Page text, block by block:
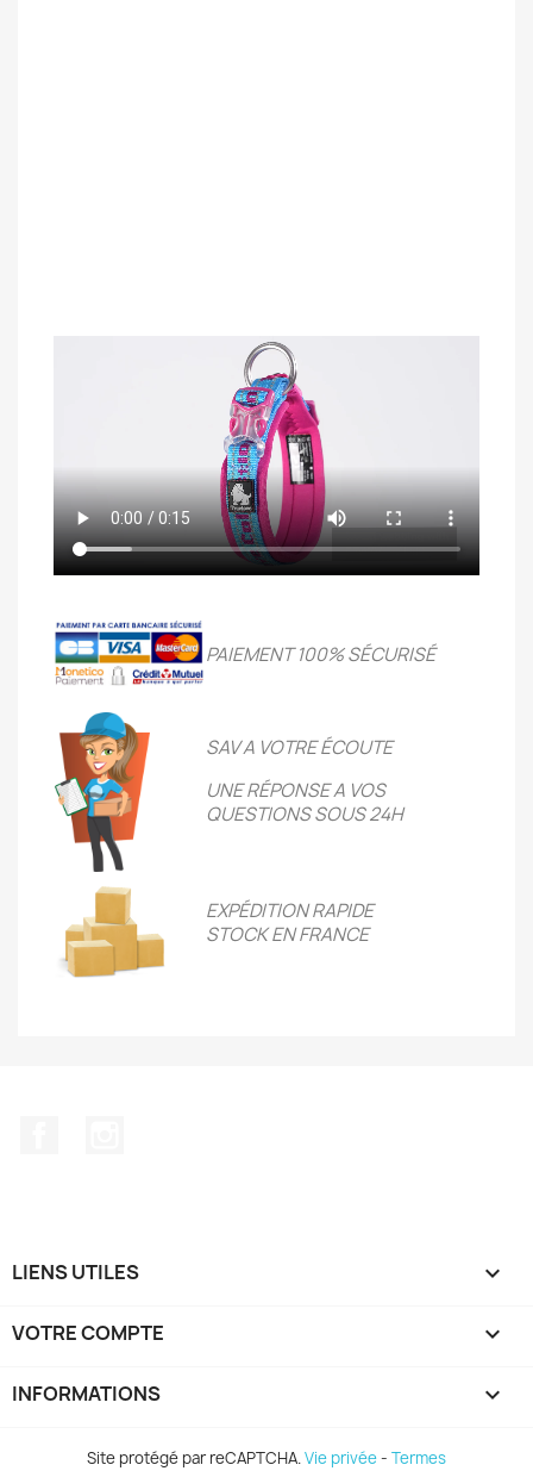
PAIEMENT 100% SÉCURISÉ
SAV A VOTRE ÉCOUTE
UNE RÉPONSE A VOS
QUESTIONS SOUS 24H
EXPÉDITION RAPIDE
STOCK EN FRANCE
LIENS UTILES 
VOTRE COMPTE 
INFORMATIONS keyboard_arrow_down
Site protégé par reCAPTCHA.Vie privée- Termes